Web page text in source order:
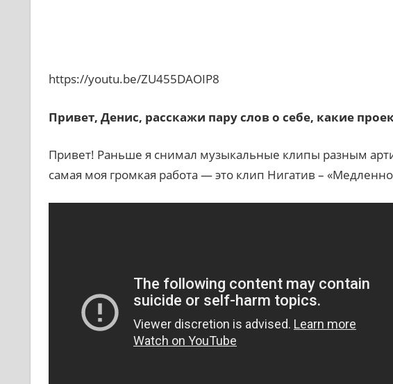
https://youtu.be/ZU455DAOIP8
Привет, Денис, расскажи пару слов о себе, какие
Привет! Раньше я снимал музыкальные клипы разным
самая моя громкая работа — это клип Нигатив – «Медленно